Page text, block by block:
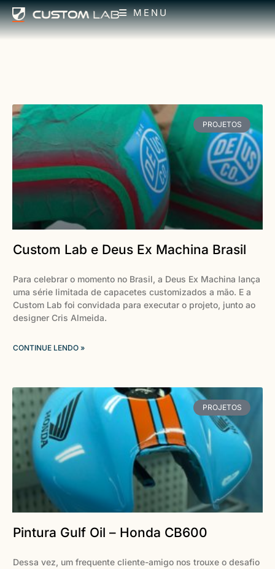
MENU
PROJETOS
Custom Lab e Deus Ex Machina Brasil
Para celebrar o momento no Brasil, a Deus Ex Machina lança
uma série limitada de capacetes customizados a mão. E a
Custom Lab foi convidada para executar o projeto, junto ao
designer Cris Almeida.
CONTINUE LENDO »
PROJETOS
Pintura Gulf Oil – Honda CB600
Dessa vez, um frequente cliente-amigo nos trouxe o desafio